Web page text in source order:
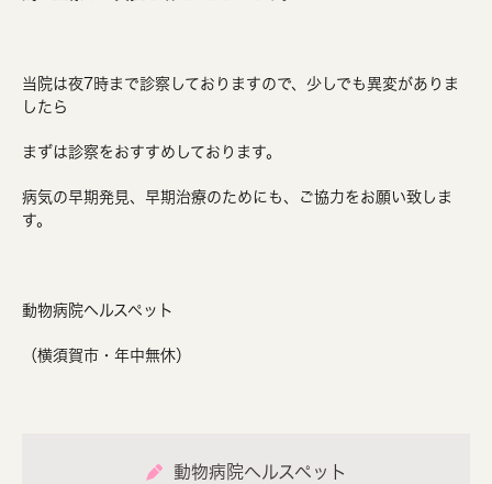
当院は夜7時まで診察しておりますので、少しでも異変がありま
したら
まずは診察をおすすめしております。
病気の早期発見、早期治療のためにも、ご協力をお願い致しま
す。
動物病院ヘルスペット
（横須賀市・年中無休）
動物病院ヘルスペット